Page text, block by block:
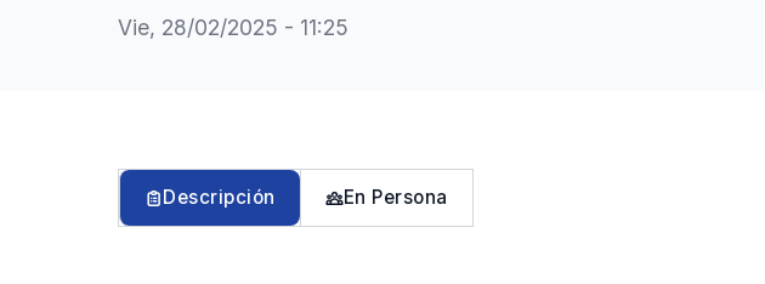
Vie, 28/02/2025 - 11:25
Descripción En Persona